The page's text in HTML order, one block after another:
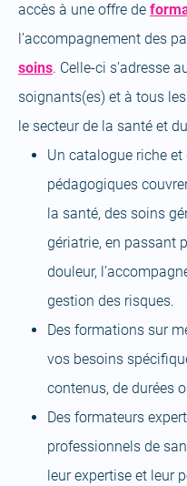
accès à une offre de
l’accompagnement des
soins. Celle-ci s’adresse
soignants(es) et à tous
le secteur de la santé et
Un catalogue riche
pédagogiques
la santé, des soins
gériatrie, en passant
douleur,
gestion des risques.
Des formations sur
vos besoins
contenus, de durées
Des formateurs
professionnels de
leur expertise et leur